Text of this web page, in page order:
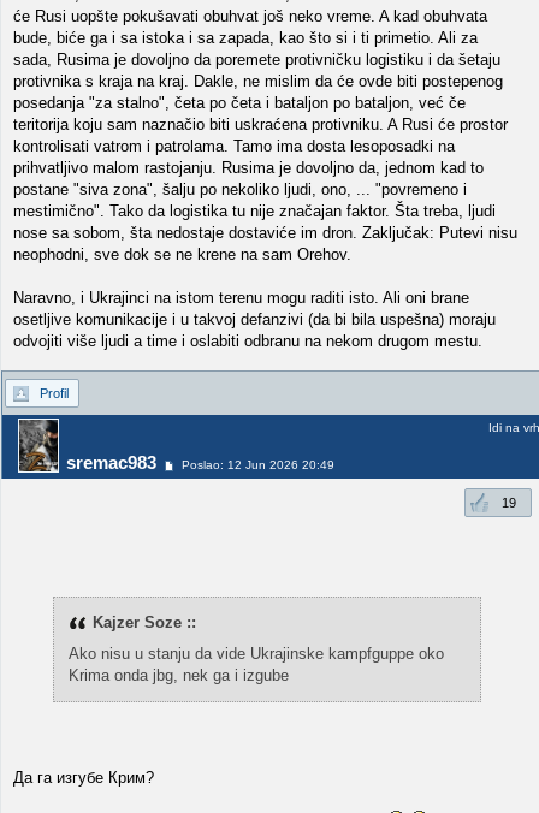
će Rusi uopšte pokušavati obuhvat još neko vreme. A kad obuhvata
bude, biće ga i sa istoka i sa zapada, kao što si i ti primetio. Ali za
sada, Rusima je dovoljno da poremete protivničku logistiku i da šetaju
protivnika s kraja na kraj. Dakle, ne mislim da će ovde biti postepenog
posedanja "za stalno", četa po četa i bataljon po bataljon, već če
teritorija koju sam naznačio biti uskraćena protivniku. A Rusi će prostor
kontrolisati vatrom i patrolama. Tamo ima dosta lesoposadki na
prihvatljivo malom rastojanju. Rusima je dovoljno da, jednom kad to
postane "siva zona", šalju po nekoliko ljudi, ono, ... "povremeno i
mestimično". Tako da logistika tu nije značajan faktor. Šta treba, ljudi
nose sa sobom, šta nedostaje dostaviće im dron. Zaključak: Putevi nisu
neophodni, sve dok se ne krene na sam Orehov.
Naravno, i Ukrajinci na istom terenu mogu raditi isto. Ali oni brane
osetljive komunikacije i u takvoj defanzivi (da bi bila uspešna) moraju
odvojiti više ljudi a time i oslabiti odbranu na nekom drugom mestu.
Profil
sremac983 Poslao: 12 Jun 2026 20:49
Idi na vrh
19
Kajzer Soze ::
Ako nisu u stanju da vide Ukrajinske kampfguppe oko
Krima onda jbg, nek ga i izgube
Да га изгубе Крим?